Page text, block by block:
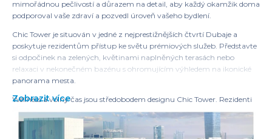
mimořádnou pečlivostí a důrazem na detail, aby každý okamžik doma
podporoval vaše zdraví a pozvedl úroveň vašeho bydlení.
Chic Tower je situován v jedné z nejprestižnějších čtvrtí Dubaje a
poskytuje rezidentům přístup ke světu prémiových služeb. Představte
si odpočinek na zelených, květinami naplněných terasách nebo
relaxaci v nekonečném bazénu s ohromujícím výhledem na ikonické
panorama města.
Wellness a volný čas jsou středobodem designu Chic Tower. Rezidenti
mají k dispozici vlastní posilovnu pro osvěžující tréninky i venkovní
promítací plátno pro filmové večery nebo sledování sportovních
přenosů v kruhu přátel a rodiny.
Zobrazit více